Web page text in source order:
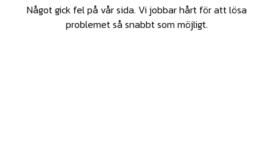
Något gick fel på vår sida. Vi jobbar hårt för att lösa
problemet så snabbt som möjligt.